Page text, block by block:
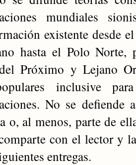
mundiales
existente desde
hasta el Polo Norte,
Próximo y Lejano
inclusive
No se defiende
o, al menos, parte de
con el lector y
entregas.